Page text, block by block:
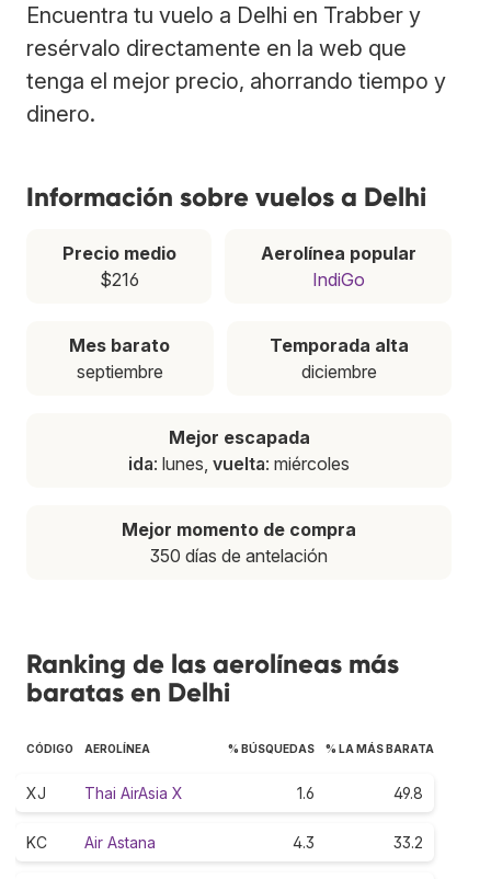
Encuentra tu vuelo a Delhi en Trabber y
resérvalo directamente en la web que
tenga el mejor precio, ahorrando tiempo y
dinero.
Información sobre vuelos a Delhi
Precio medio
$216
Aerolínea popular
IndiGo
Mes barato
septiembre
Temporada alta
diciembre
Mejor escapada
ida: lunes, vuelta: miércoles
Mejor momento de compra
350 días de antelación
Ranking de las aerolíneas más
baratas en Delhi
CÓDIGO AEROLÍNEA % BÚSQUEDAS % LA MÁS BARATA
XJ Thai AirAsia X 1.6 49.8
KC Air Astana 4.3 33.2